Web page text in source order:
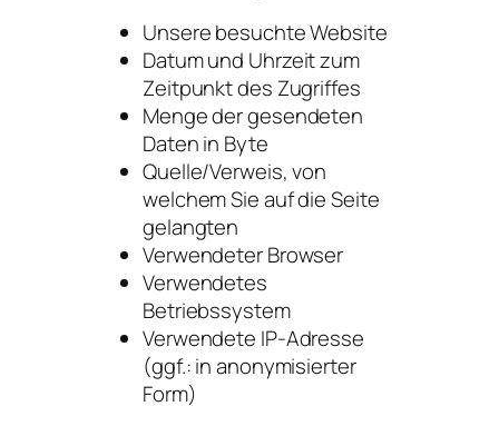
Unsere besuchte Website
Datum und Uhrzeit zum
Zeitpunkt des Zugriffes
Menge der gesendeten
Daten in Byte
Quelle/Verweis, von
welchem Sie auf die Seite
gelangten
Verwendeter Browser
Verwendetes
Betriebssystem
Verwendete IP-Adresse
(ggf.: in anonymisierter
Form)